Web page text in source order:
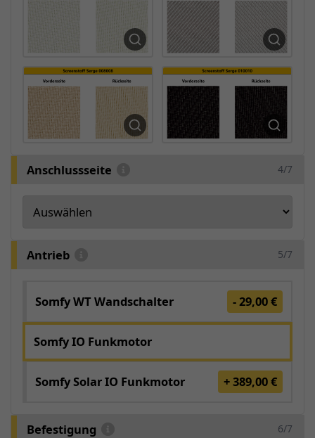
Anschlussseite 4/7
Antrieb 5/7
Somfy WT Wandschalter - 29,00 €
Somfy IO Funkmotor
Somfy Solar IO Funkmotor + 389,00 €
Befestigung 6/7